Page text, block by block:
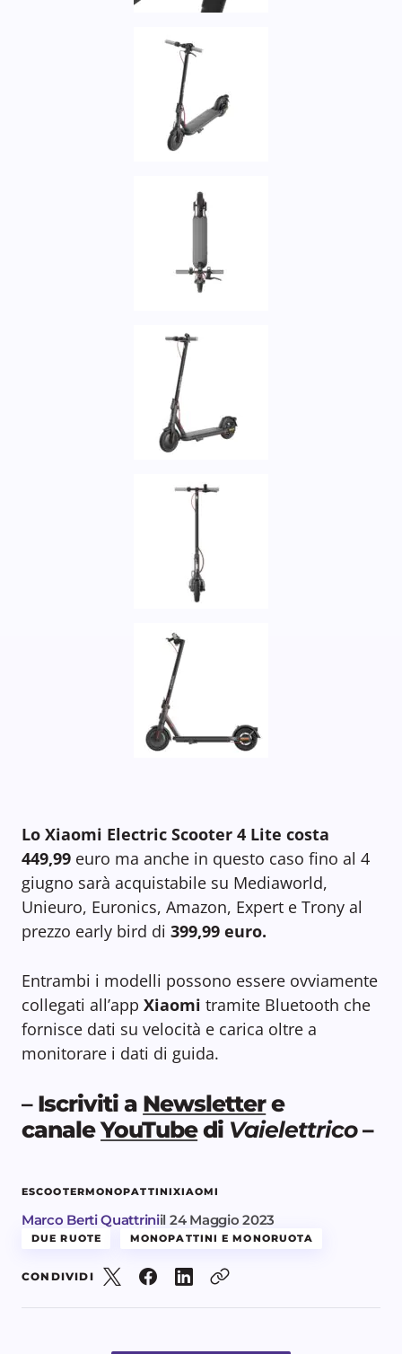
Lo Xiaomi Electric Scooter 4 Lite costa
449,99 euro ma anche in questo caso fino al 4
giugno sarà acquistabile su Mediaworld,
Unieuro, Euronics, Amazon, Expert e Trony al
prezzo early bird di 399,99 euro.
Entrambi i modelli possono essere ovviamente
collegati all’app Xiaomi tramite Bluetooth che
fornisce dati su velocità e carica oltre a
monitorare i dati di guida.
– Iscriviti a Newslettere
canaleYouTubedi Vaielettrico–
ESCOOTERMONOPATTINIXIAOMI
Marco Berti Quattriniil 24 Maggio 2023
DUE RUOTE MONOPATTINI E MONORUOTA
CONDIVIDI